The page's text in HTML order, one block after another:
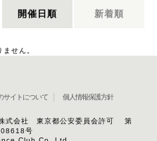
開催日順 新着順
せん。
サイトについて 個人情報保護方針
株式会社 東京都公安委員会許可 第
号